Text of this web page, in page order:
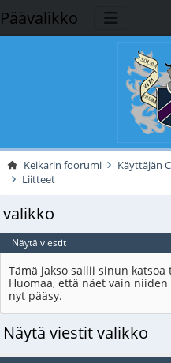
Päävalikko
Keikarin foorumi Käyttäjän
Liitteet
valikko
Näytä viestit
Tämä jakso sallii sinun
Huomaa, että näet vain
nyt pääsy.
Näytä viestit valikko